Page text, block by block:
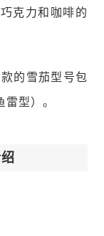
克力和咖啡的
的雪茄型号包
型）。